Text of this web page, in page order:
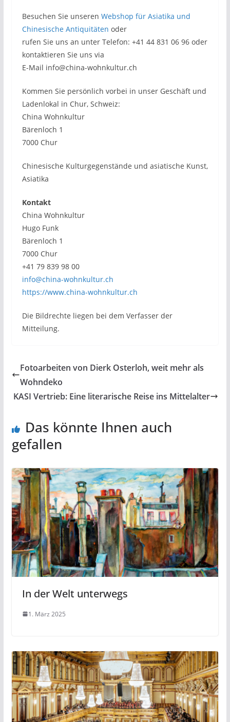
Besuchen Sie unseren Webshop für Asiatika und
Chinesische Antiquitäten oder
rufen Sie uns an unter Telefon: +41 44 831 06 96 oder
kontaktieren Sie uns via
E-Mail info@china-wohnkultur.ch
Kommen Sie persönlich vorbei in unser Geschäft und
Ladenlokal in Chur, Schweiz:
China Wohnkultur
Bärenloch 1
7000 Chur
Chinesische Kulturgegenstände und asiatische Kunst,
Asiatika
Kontakt
China Wohnkultur
Hugo Funk
Bärenloch 1
7000 Chur
+41 79 839 98 00
info@china-wohnkultur.ch
https://www.china-wohnkultur.ch
Die Bildrechte liegen bei dem Verfasser der
Mitteilung.
Fotoarbeiten von Dierk Osterloh, weit mehr als
Wohndeko
KASI Vertrieb: Eine literarische Reise ins Mittelalter
Das könnte Ihnen auch
gefallen
In der Welt unterwegs
1. März 2025